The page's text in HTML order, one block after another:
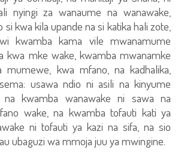
nyingi za wanaume na wanawake,
si kwa kila upande na si katika hali zote,
kwamba kama vile mwanamume
kwa mke wake, kwamba mwanamke
mumewe, kwa mfano, na kadhalika,
usawa ndio ni asili na kinyume
na kwamba wanawake ni sawa na
wake, na kwamba tofauti kati ya
ni tofauti ya kazi na sifa, na sio
ubaguzi wa mmoja juu ya mwingine.